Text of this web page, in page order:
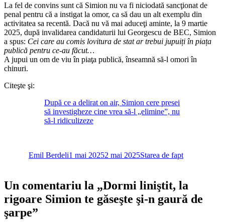
La fel de convins sunt că Simion nu va fi niciodată sancţionat de
penal pentru că a instigat la omor, ca să dau un alt exemplu din
activitatea sa recentă. Dacă nu vă mai aduceţi aminte, la 9 martie
2025, după invalidarea candidaturii lui Georgescu de BEC, Simion
a spus: Cei care au comis lovitura de stat ar trebui jupuiți în piața
publică pentru ce-au făcut…
A jupui un om de viu în piaţa publică, înseamnă să-l omori în
chinuri.
Citeşte şi:
După ce a delirat on air, Simion cere presei
să investigheze cine vrea să-l „elimine”, nu
să-l ridiculizeze
Emil Berdeli1 mai 20252 mai 2025Starea de fapt
Un comentariu la „Dormi liniştit, la
rigoare Simion te găseşte şi-n gaură de
şarpe”